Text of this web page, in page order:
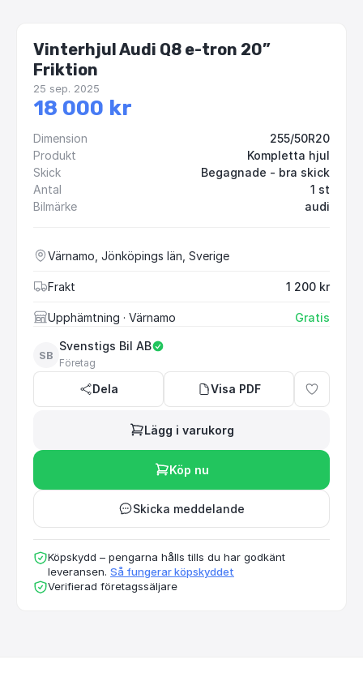
Vinterhjul Audi Q8 e-tron 20”
Friktion
25 sep. 2025
18 000 kr
Dimension
255/50R20
Produkt
Kompletta hjul
Skick
Begagnade - bra skick
Antal
1 st
Bilmärke
audi
Värnamo, Jönköpings län, Sverige
Frakt 1 200 kr
Upphämtning · Värnamo Gratis
SB
Svenstigs Bil AB
Företag
Dela Visa PDF
Lägg i varukorg
Köp nu
Skicka meddelande
Köpskydd – pengarna hålls tills du har godkänt
leveransen. Så fungerar köpskyddet
Verifierad företagssäljare